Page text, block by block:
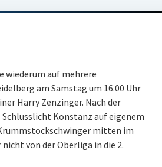
wiederum auf mehrere
am Samstag um 16.00 Uhr
Harry Zenzinger. Nach der
Konstanz auf eigenem
mitten im
von der Oberliga in die 2.